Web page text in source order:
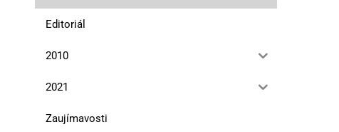
Editoriál
2010
2021
Zaujímavosti